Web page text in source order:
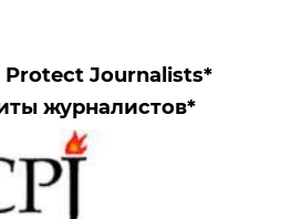
Journalists*
журналистов*